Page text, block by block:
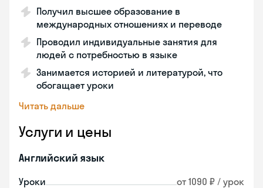
Получил высшее образование в
международных отношениях и переводе
Проводил индивидуальные занятия для
людей с потребностью в языке
Занимается историей и литературой, что
обогащает уроки
Читать дальше
Услуги и цены
Английский язык
Уроки от 1090 ₽ / урок